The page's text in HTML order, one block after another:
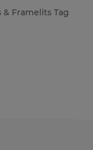
Framelits Tag